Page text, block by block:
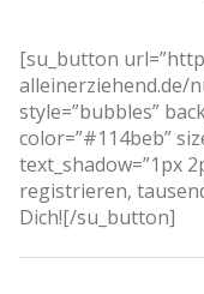
[su_button
alleinerziehend.de/
style=”bubbles”
color=”#114beb”
text_shadow=”1px
registrieren,
Dich![/su_button]